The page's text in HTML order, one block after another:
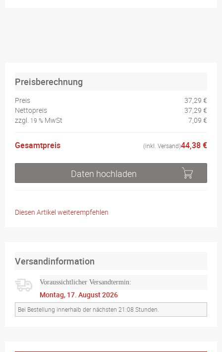
Preisberechnung
Preis
37,29 €
Nettopreis
37,29 €
zzgl. 19 % MwSt 7,09 €
Gesamtpreis 44,38 €
(inkl. Versand)
Daten hochladen
Diesen Artikel weiterempfehlen
Versandinformation
Voraussichtlicher Versandtermin:
Montag, 17. August 2026
Bei Bestellung innerhalb der nächsten 21:08 Stunden.